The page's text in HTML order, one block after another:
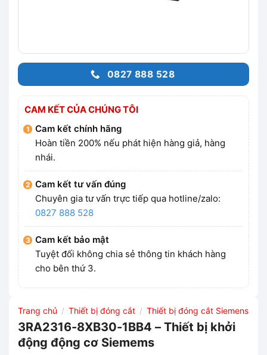
0827 888 528
CAM KẾT CỦA CHÚNG TÔI
Cam kết chính hãng
Hoàn tiền 200% nếu phát hiện hàng giả, hàng
nhái.
Cam kết tư vấn đúng
Chuyên gia tư vấn trực tiếp qua hotline/zalo:
0827 888 528
Cam kết bảo mật
Tuyệt đối không chia sẻ thông tin khách hàng
cho bên thứ 3.
Trang chủ / Thiết bị đóng cắt / Thiết bị đóng cắt Siemens
3RA2316-8XB30-1BB4 – Thiết bị khởi
động động cơ Siemems